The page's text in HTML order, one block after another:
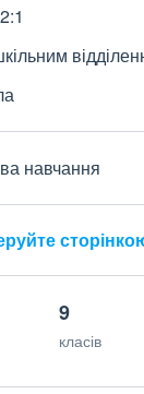
навчання
9
класів